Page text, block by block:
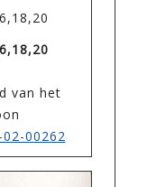
van het
00262